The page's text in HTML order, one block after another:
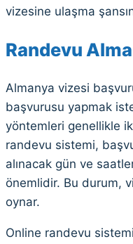
vizesine ulaşma
Randevu
Almanya vizesi
başvurusu yapmak
yöntemleri genellikle
randevu sistemi,
alınacak gün ve
önemlidir. Bu durum,
oynar.
Online randevu